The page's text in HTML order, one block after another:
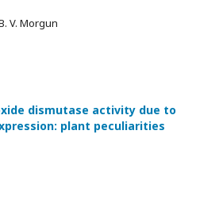
V. Morgun
dismutase activity due to
plant peculiarities